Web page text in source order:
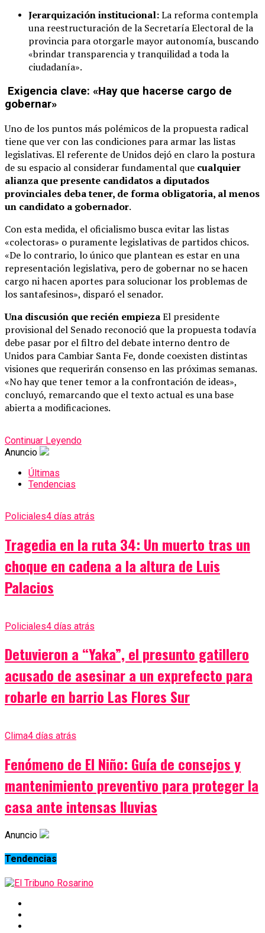
Jerarquización institucional:La reforma contempla
una reestructuración de la Secretaría Electoral de la
provincia para otorgarle mayor autonomía, buscando
«brindar transparencia y tranquilidad a toda la
ciudadanía».
Exigencia clave: «Hay que hacerse cargo de
gobernar»
Uno de los puntos más polémicos de la propuesta radical
tiene que ver con las condiciones para armar las listas
legislativas. El referente de Unidos dejó en claro la postura
de su espacio al considerar fundamental que cualquier
alianza que presente candidatos a diputados
provinciales deba tener, de forma obligatoria, al menos
un candidato a gobernador.
Con esta medida, el oficialismo busca evitar las listas
«colectoras» o puramente legislativas de partidos chicos.
«De lo contrario, lo único que plantean es estar en una
representación legislativa, pero de gobernar no se hacen
cargo ni hacen aportes para solucionar los problemas de
los santafesinos», disparó el senador.
Una discusión que recién empiezaEl presidente
provisional del Senado reconoció que la propuesta todavía
debe pasar por el filtro del debate interno dentro de
Unidos para Cambiar Santa Fe, donde coexisten distintas
visiones que requerirán consenso en las próximas semanas.
«No hay que tener temor a la confrontación de ideas»,
concluyó, remarcando que el texto actual es una base
abierta a modificaciones.
Continuar Leyendo
Anuncio
Últimas
Tendencias
Policiales4 días atrás
Tragedia en la ruta 34: Un muerto tras un
choque en cadena a la altura de Luis
Palacios
Policiales4 días atrás
Detuvieron a “Yaka”, el presunto gatillero
acusado de asesinar a un exprefecto para
robarle en barrio Las Flores Sur
Clima4 días atrás
Fenómeno de El Niño: Guía de consejos y
mantenimiento preventivo para proteger la
casa ante intensas lluvias
Anuncio
Tendencias